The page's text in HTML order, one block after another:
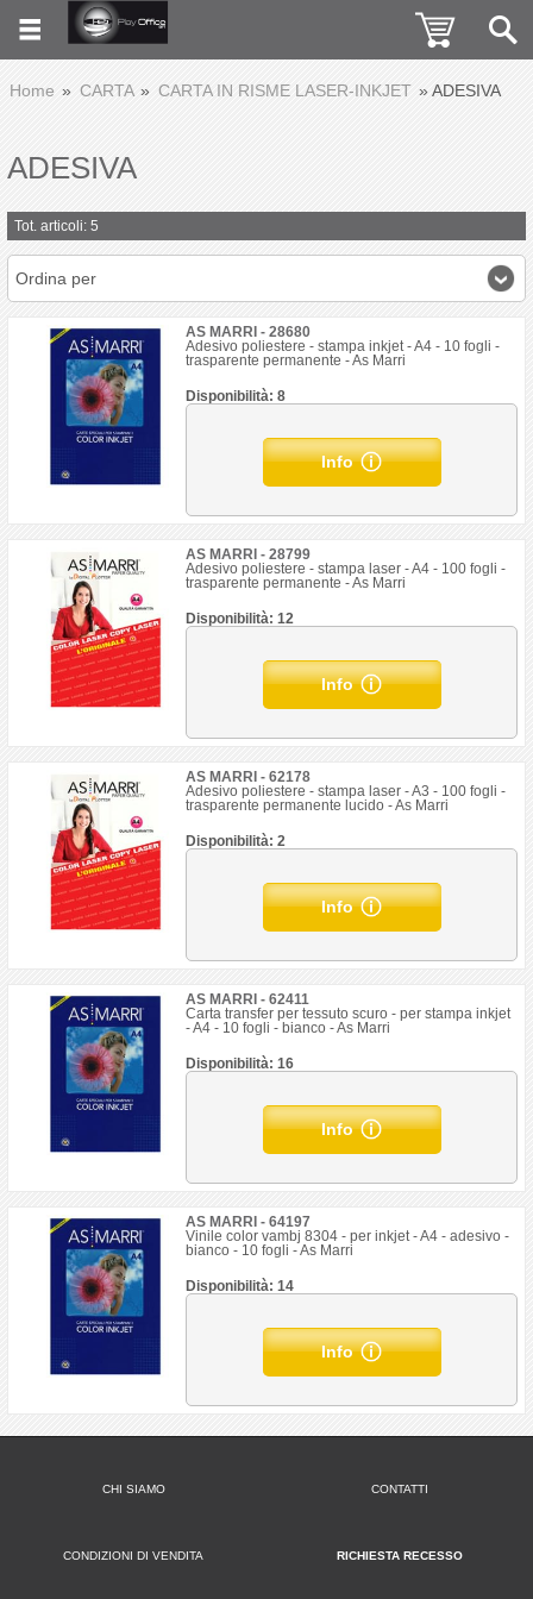
Home CARTA CARTA IN RISME LASER-INKJET ADESIVA
ADESIVA
Tot. articoli: 5
Ordina per
AS MARRI - 28680
Adesivo poliestere - stampa inkjet - A4 - 10 fogli -
trasparente permanente - As Marri
Disponibilità: 8
Info
AS MARRI - 28799
Adesivo poliestere - stampa laser - A4 - 100 fogli -
trasparente permanente - As Marri
Disponibilità: 12
Info
AS MARRI - 62178
Adesivo poliestere - stampa laser - A3 - 100 fogli -
trasparente permanente lucido - As Marri
Disponibilità: 2
Info
AS MARRI - 62411
Carta transfer per tessuto scuro - per stampa inkjet
- A4 - 10 fogli - bianco - As Marri
Disponibilità: 16
Info
AS MARRI - 64197
Vinile color vambj 8304 - per inkjet - A4 - adesivo -
bianco - 10 fogli - As Marri
Disponibilità: 14
Info
CHI SIAMO CONTATTI
CONDIZIONI DI VENDITA RICHIESTA RECESSO